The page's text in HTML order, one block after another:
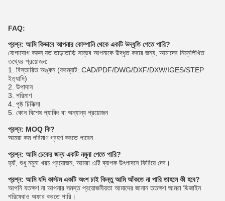
FAQ:
প্রশ্ন: আমি কিভাবে আপনার কোম্পানি থেকে একটি উদ্ধৃতি পেতে পারি?
যোগাযোগ করুন.যত তাড়াতাড়ি সম্ভব আপনাকে উদ্ধৃত করার জন্য, আমাদের নিম্নলিখিত
তথ্যের প্রয়োজন:
1. বিস্তারিত অঙ্কন (ফরম্যাট: CAD/PDF/DWG/DXF/DXW/IGES/STEP
ইত্যাদি)
2. উপাদান
3. পরিমাণ
4. পৃষ্ঠ চিকিত্সা
5. কোন বিশেষ প্যাকিং বা অন্যান্য প্রয়োজন
প্রশ্ন: MOQ কি?
আমরা কম পরিমাণ গ্রহণ করতে পারেন.
প্রশ্ন: আমি চেকের জন্য একটি নমুনা পেতে পারি?
হ্যাঁ, শুধু নমুনা খরচ প্রয়োজন, আমরা এটি ব্যাপক উৎপাদনে ফিরিয়ে দেব।
প্রশ্ন: আমি যদি কাস্টম একটি অংশ চাই কিন্তু আমি আঁকতে না পারি তাহলে কী হবে?
আপনি যতক্ষণ না আপনার সমস্ত প্রয়োজনীয়তা আমাদের জানান ততক্ষণ আমরা ডিজাইন
পরিষেবাও অফার করতে পারি।